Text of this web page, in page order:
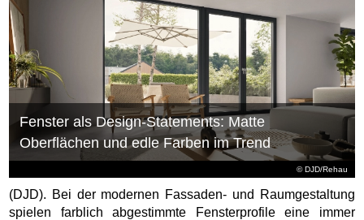
© DJD/Rehau
Fenster als Design-Statements: Matte
Oberflächen und edle Farben im Trend
(DJD). Bei der modernen Fassaden- und Raumgestaltung
spielen farblich abgestimmte Fensterprofile eine immer